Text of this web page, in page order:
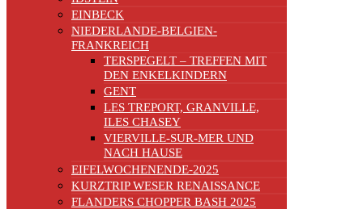
EINBECK
NIEDERLANDE-BELGIEN-
FRANKREICH
TERSPEGELT – TREFFEN MIT
DEN ENKELKINDERN
GENT
LES TREPORT, GRANVILLE,
ILES CHASEY
VIERVILLE-SUR-MER UND
NACH HAUSE
EIFELWOCHENENDE-2025
KURZTRIP WESER RENAISSANCE
FLANDERS CHOPPER BASH 2025